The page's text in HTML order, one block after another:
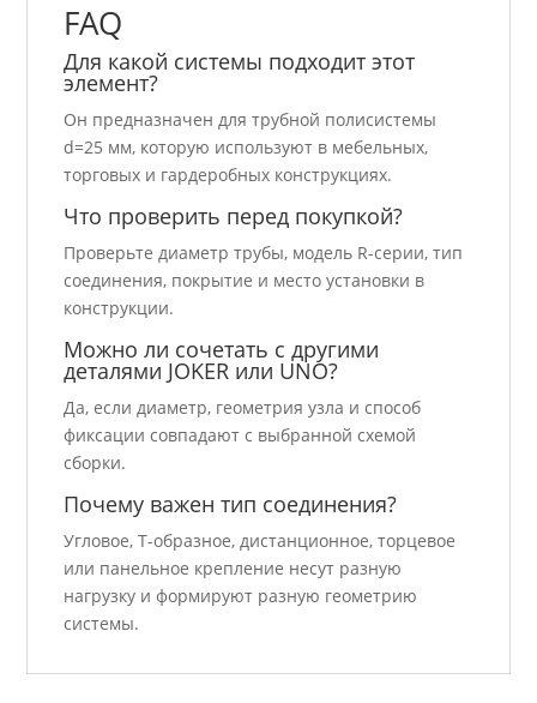
FAQ
Для какой системы подходит этот
элемент?
Он предназначен для трубной полисистемы
d=25 мм, которую используют в мебельных,
торговых и гардеробных конструкциях.
Что проверить перед покупкой?
Проверьте диаметр трубы, модель R-серии, тип
соединения, покрытие и место установки в
конструкции.
Можно ли сочетать с другими
деталями JOKER или UNO?
Да, если диаметр, геометрия узла и способ
фиксации совпадают с выбранной схемой
сборки.
Почему важен тип соединения?
Угловое, Т-образное, дистанционное, торцевое
или панельное крепление несут разную
нагрузку и формируют разную геометрию
системы.